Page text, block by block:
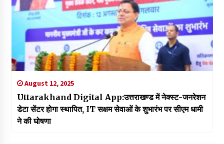
August 12, 2025
Uttarakhand Digital App:उत्तराखण्ड में नेक्स्ट-जनरेशन
डेटा सेंटर होगा स्थापित, IT सक्षम सेवाओं के शुभारंभ पर सीएम धामी
ने की घोषणा